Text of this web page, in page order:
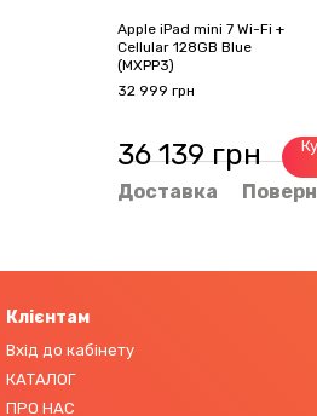
Apple iPad mini 7 Wi-Fi +
Cellular 128GB Blue
(MXPP3)
32 999 грн
36 139 грн
Доставка
Клієнтам
Вхід до кабінету
КАТАЛОГ
ПРО НАС